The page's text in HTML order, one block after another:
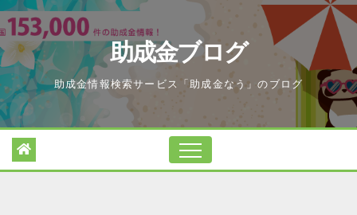
Skip
to
content
助成金ブログ
助成金情報検索サービス「助成金なう」のブログ